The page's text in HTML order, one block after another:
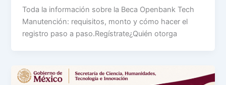
Toda la información sobre la Beca Openbank Tech
Manutención: requisitos, monto y cómo hacer el
registro paso a paso.Regístrate¿Quién otorga